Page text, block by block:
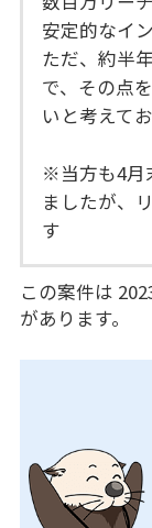
安定的なイ
ただ、約半
で、その点
いと考えてお
※当方も4月
ましたが、
す
この案件は
があります。